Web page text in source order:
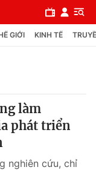
GIỚI KINH TẾ
làm
phát triển
nghiên cứu, chỉ